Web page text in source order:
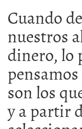
Cuando
nuestros
dinero, lo
son los
y a partir